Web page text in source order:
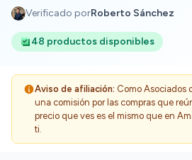
Verificado porRoberto Sánchez
48 productos disponibles
Aviso de afiliación: Como Asociados
una comisión por las compras que
precio que ves es el mismo que en
ti.